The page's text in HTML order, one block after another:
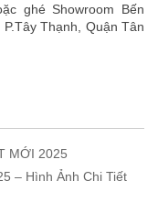
ghé Showroom Bến
Thạnh, Quận Tân
MỚI 2025
– Hình Ảnh Chi Tiết